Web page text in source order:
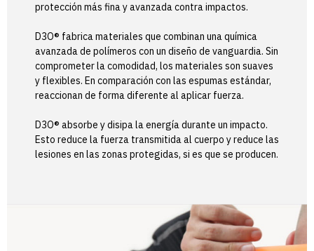
protección más fina y avanzada contra impactos.
D3O® fabrica materiales que combinan una química
avanzada de polímeros con un diseño de vanguardia. Sin
comprometer la comodidad, los materiales son suaves
y flexibles. En comparación con las espumas estándar,
reaccionan de forma diferente al aplicar fuerza.
D3O® absorbe y disipa la energía durante un impacto.
Esto reduce la fuerza transmitida al cuerpo y reduce las
lesiones en las zonas protegidas, si es que se producen.